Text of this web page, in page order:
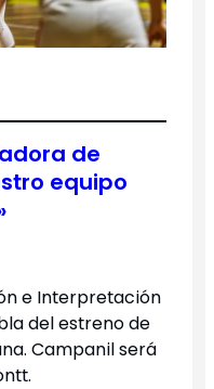
de
equipo
e Interpretación
del estreno de
Campanil será